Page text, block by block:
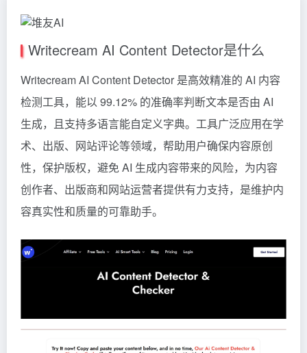
Writecream AI Content Detector是什么
Writecream AI Content Detector 是高效精准的 AI 内容
检测工具，能以 99.12% 的准确率判断文本是否由 AI
生成，且支持多语言能自定义字典。工具广泛应用在学
术、出版、网站评论等领域，帮助用户确保内容原创
性，保护版权，避免 AI 生成内容带来的风险，为内容
创作者、出版商和网站运营者提供有力支持，是维护内
容真实性和质量的可靠助手。